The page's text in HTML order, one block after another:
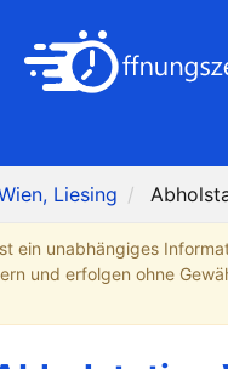
Liesing
ein unabhängiges
und erfolgen ohne